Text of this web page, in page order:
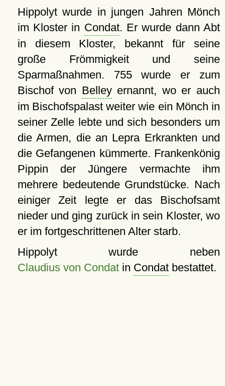
Hippolyt wurde in jungen Jahren Mönch
im Kloster in Condat. Er wurde dann Abt
in diesem Kloster, bekannt für seine
große Frömmigkeit und seine
Sparmaßnahmen. 755 wurde er zum
Bischof von Belleyernannt, wo er auch
im Bischofspalast weiter wie ein Mönch in
seiner Zelle lebte und sich besonders um
die Armen, die an Lepra Erkrankten und
die Gefangenen kümmerte. Frankenkönig
Pippin der Jüngere vermachte ihm
mehrere bedeutende Grundstücke. Nach
einiger Zeit legte er das Bischofsamt
nieder und ging zurück in sein Kloster, wo
er im fortgeschrittenen Alter starb.
Hippolyt wurde neben
Claudius von Condatin Condatbestattet.